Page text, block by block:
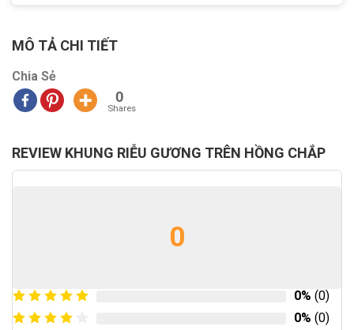
MÔ TẢ CHI TIẾT
Chia Sẻ
0
Shares
REVIEW KHUNG RIỄU GƯƠNG TRÊN HỒNG CHẮP
0
0% (0)
0% (0)